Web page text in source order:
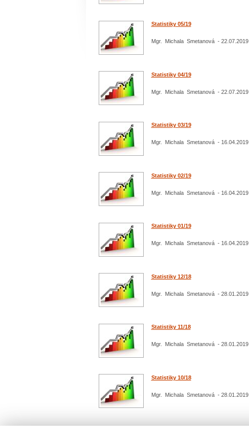
Statistiky 05/19
Mgr. Michala Smetanová - 22.07.2019
Statistiky 04/19
Mgr. Michala Smetanová - 22.07.2019
Statistiky 03/19
Mgr. Michala Smetanová - 16.04.2019
Statistiky 02/19
Mgr. Michala Smetanová - 16.04.2019
Statistiky 01/19
Mgr. Michala Smetanová - 16.04.2019
Statistiky 12/18
Mgr. Michala Smetanová - 28.01.2019
Statistiky 11/18
Mgr. Michala Smetanová - 28.01.2019
Statistiky 10/18
Mgr. Michala Smetanová - 28.01.2019